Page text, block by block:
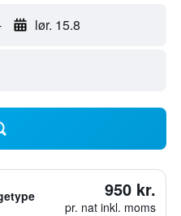
lør. 15.8
950 kr.
pr. nat inkl. moms